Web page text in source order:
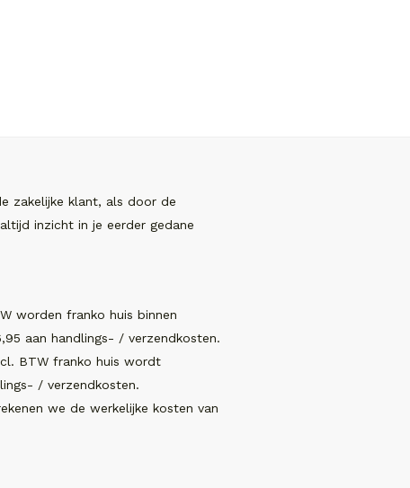
zakelijke klant, als door de
inzicht in je eerder gedane
worden franko huis binnen
aan handlings- / verzendkosten.
BTW franko huis wordt
/ verzendkosten.
we de werkelijke kosten van